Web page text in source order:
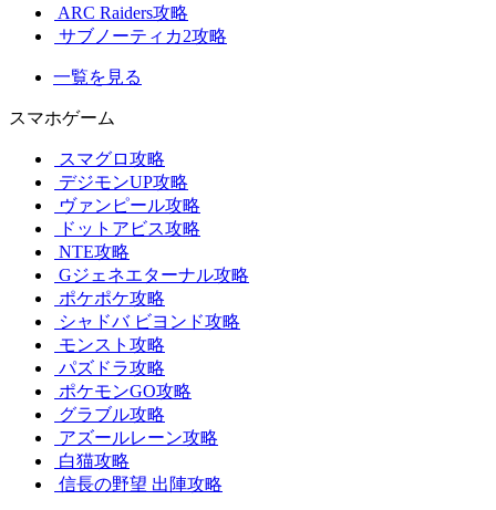
ARC Raiders攻略
サブノーティカ2攻略
一覧を見る
スマホゲーム
スマグロ攻略
デジモンUP攻略
ヴァンピール攻略
ドットアビス攻略
NTE攻略
Gジェネエターナル攻略
ポケポケ攻略
シャドバ ビヨンド攻略
モンスト攻略
パズドラ攻略
ポケモンGO攻略
グラブル攻略
アズールレーン攻略
白猫攻略
信長の野望 出陣攻略